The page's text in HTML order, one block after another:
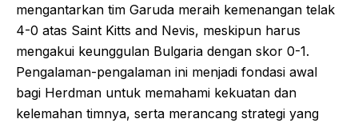
mengantarkan tim Garuda meraih kemenangan telak
4-0 atas Saint Kitts and Nevis, meskipun harus
mengakui keunggulan Bulgaria dengan skor 0-1.
Pengalaman-pengalaman ini menjadi fondasi awal
bagi Herdman untuk memahami kekuatan dan
kelemahan timnya, serta merancang strategi yang